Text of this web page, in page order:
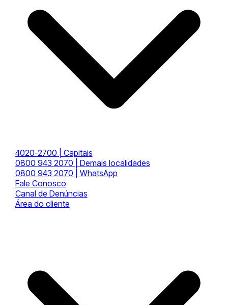
4020-2700 | Capitais
0800 943 2070 | Demais localidades
0800 943 2070 | WhatsApp
Fale Conosco
Canal de Denúncias
Área do cliente